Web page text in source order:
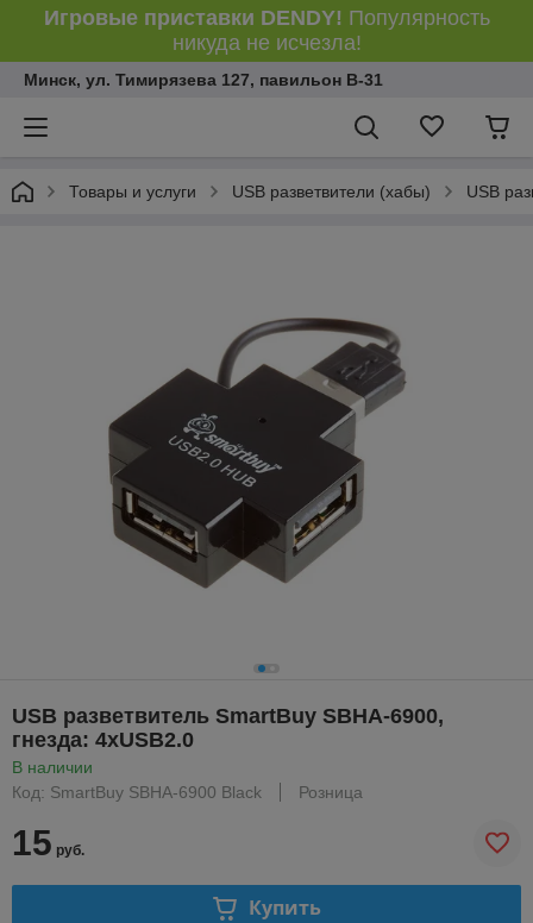
Игровые приставки DENDY! Популярность
никуда не исчезла!
Минск, ул. Тимирязева 127, павильон В-31
Товары и услуги USB разветвители (хабы) USB
USB разветвитель SmartBuy SBHA-6900,
гнезда: 4xUSB2.0
В наличии
Код: SmartBuy SBHA-6900 Black
Розница
15 руб.
Купить